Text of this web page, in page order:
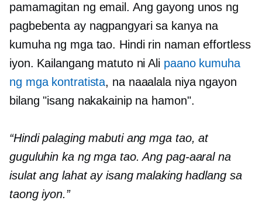
pamamagitan ng email. Ang gayong unos ng
pagbebenta ay nagpangyari sa kanya na
kumuha ng mga tao. Hindi rin naman effortless
iyon. Kailangang matuto ni Ali paano kumuha
ng mga kontratista, na naaalala niya ngayon
bilang "isang nakakainip na hamon".
“Hindi palaging mabuti ang mga tao, at
guguluhin ka ng mga tao. Ang pag-aaral na
isulat ang lahat ay isang malaking hadlang sa
taong iyon.”